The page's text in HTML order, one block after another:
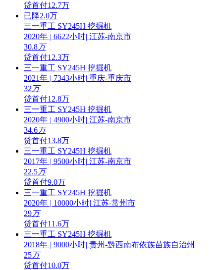
贷首付12.7万
已降2.0万
三一重工 SY245H 挖掘机
2020年 | 6622小时| 江苏-南京市
30.8万
贷首付12.3万
三一重工 SY245H 挖掘机
2021年 | 7343小时| 重庆-重庆市
32 万
贷首付12.8万
三一重工 SY245H 挖掘机
2020年 | 4900小时| 江苏-南京市
34.6万
贷首付13.8万
三一重工 SY245H 挖掘机
2017年 | 9500小时| 江苏-南京市
22.5万
贷首付9.0万
三一重工 SY245H 挖掘机
2020年 | 10000小时| 江苏-常州市
29万
贷首付11.6万
三一重工 SY245H 挖掘机
2018年 | 9000小时| 贵州-黔西南布依族苗族自治州
25万
贷首付10.0万